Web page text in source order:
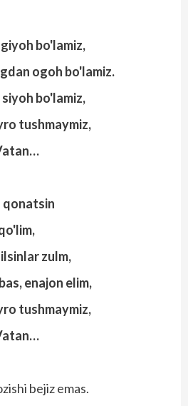
bo'lamiz,
ogoh bo'lamiz.
bo'lamiz,
tushmaymiz,
zulm,
enajon elim,
tushmaymiz,
bejiz emas.